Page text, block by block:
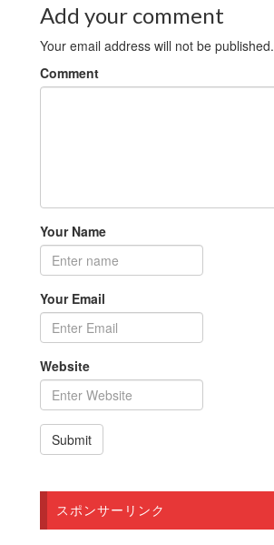
Add your comment
Your email address will not be published.
Comment
Your Name
Your Email
Website
スポンサーリンク